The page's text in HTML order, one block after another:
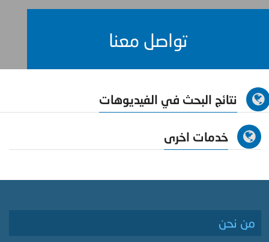
تواصل معنا
نتائج البحث في الفيديوهات
خدمات اخرى
من نحن